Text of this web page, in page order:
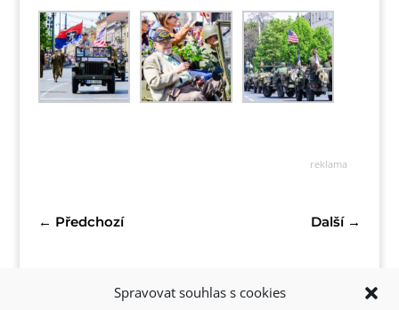
Spravovat souhlas s cookies
reklama
← Předchozí Další→